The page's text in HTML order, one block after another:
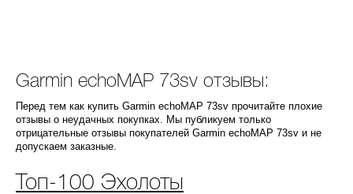
Garmin echoMAP 73sv отзывы:
Перед тем как купить Garmin echoMAP 73sv прочитайте плохие
отзывы о неудачных покупках. Мы публикуем только
отрицательные отзывы покупателей Garmin echoMAP 73sv и не
допускаем заказные.
Топ-100 Эхолоты